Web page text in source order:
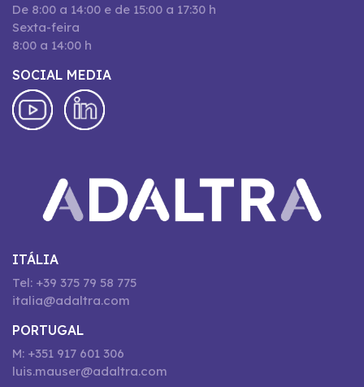
De 8:00 a 14:00 e de 15:00 a 17:30 h
Sexta-feira
8:00 a 14:00 h
SOCIAL MEDIA
ITÁLIA
Tel: +39 375 79 58 775
italia@adaltra.com
PORTUGAL
M: +351 917 601 306
luis.mauser@adaltra.com